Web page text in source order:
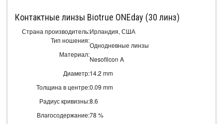
Контактные линзы Biotrue ONEday (30 линз)
Страна производитель:
Тип ношения:
Материал:
Ирландия, США
Однодневные линзы
Nesofilcon A
Диаметр:
Толщина в центре:
14.2 mm
0.09 mm
Радиус кривизны:8.6
Влагосодержание:78 %